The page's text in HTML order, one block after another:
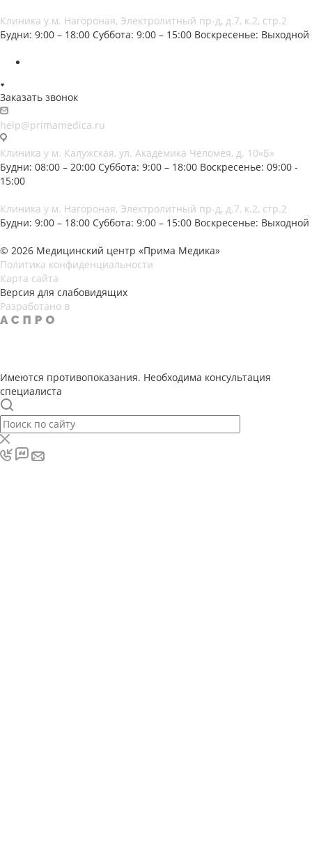
Клиника у м. Нагороная, Электролитный пр-д, д.7, к.2, стр.2
Будни: 9:00 – 18:00 Суббота: 9:00 – 15:00 Воскресенье: Выходной
Заказать звонок
help@primamedica.ru
Клиника у м. Калужская, ул. Академика Челомея, д. 10«Б»
Будни: 08:00 – 20:00 Суббота: 9:00 – 18:00 Воскресенье: 09:00 -
15:00
Клиника у м. Нагороная, Электролитный пр-д, д.7, к.2, стр.2
Будни: 9:00 – 18:00 Суббота: 9:00 – 15:00 Воскресенье: Выходной
© 2026 Медицинский центр «Прима Медика»
Политика конфиденциальности
Карта сайта
Версия для слабовидящих
Разработано в
Имеются противопоказания. Необходима консультация
специалиста